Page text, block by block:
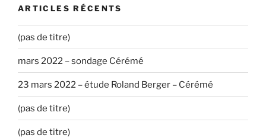
ARTICLES RÉCENTS
(pas de titre)
mars 2022 – sondage Cérémé
23 mars 2022 – étude Roland Berger – Cérémé
(pas de titre)
(pas de titre)